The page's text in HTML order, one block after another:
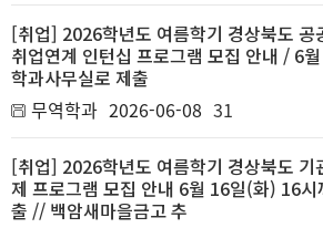
[취업] 2026학년도 여름학기 경상북도 공
취업연계 인턴십 프로그램 모집 안내 / 6
학과사무실로 제출
무역학과 2026-06-08 31
[취업] 2026학년도 여름학기 경상북도 기
제 프로그램 모집 안내 6월 16일(화) 16시
출 // 백암새마을금고 추